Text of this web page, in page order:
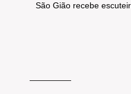
São Gião recebe